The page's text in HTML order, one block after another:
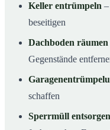
Keller entrümpeln
beseitigen
Dachboden räumen
Gegenstände
schaffen
Sperrmüll entsorgen